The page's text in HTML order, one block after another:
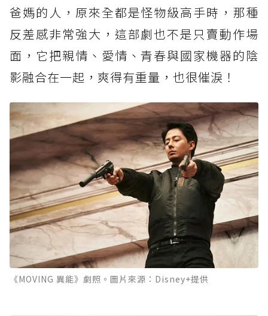
爸媽的人，原來全都是怪物級高手時，那種
反差感非常強大，這部劇也不是只賣動作場
面，它把親情、愛情、青春與國家機器的陰
影融合在一起，爽得有重量，也很催淚！
《MOVING 異能》劇照。圖片來源：Disney+提供